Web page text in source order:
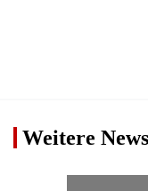
Weitere News